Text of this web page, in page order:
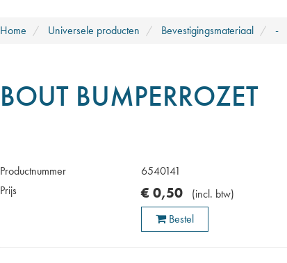
Home Universele producten Bevestigingsmateriaal -
BOUT BUMPERROZET
Productnummer
6540141
Prijs
€ 0,50 (incl. btw)
Bestel